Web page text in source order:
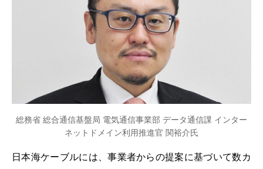
総務省 総合通信基盤局 電気通信事業部 データ通信課 インター
ネットドメイン利用推進官 関裕介氏
日本海ケーブルには、事業者からの提案に基づいて数カ